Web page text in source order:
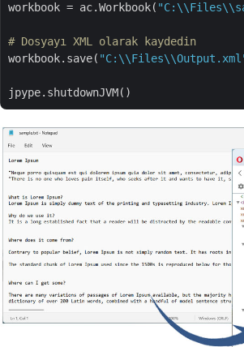
workbook = ac.Workbook(
# Dosyayı XML olarak kaydedin
workbook.save(